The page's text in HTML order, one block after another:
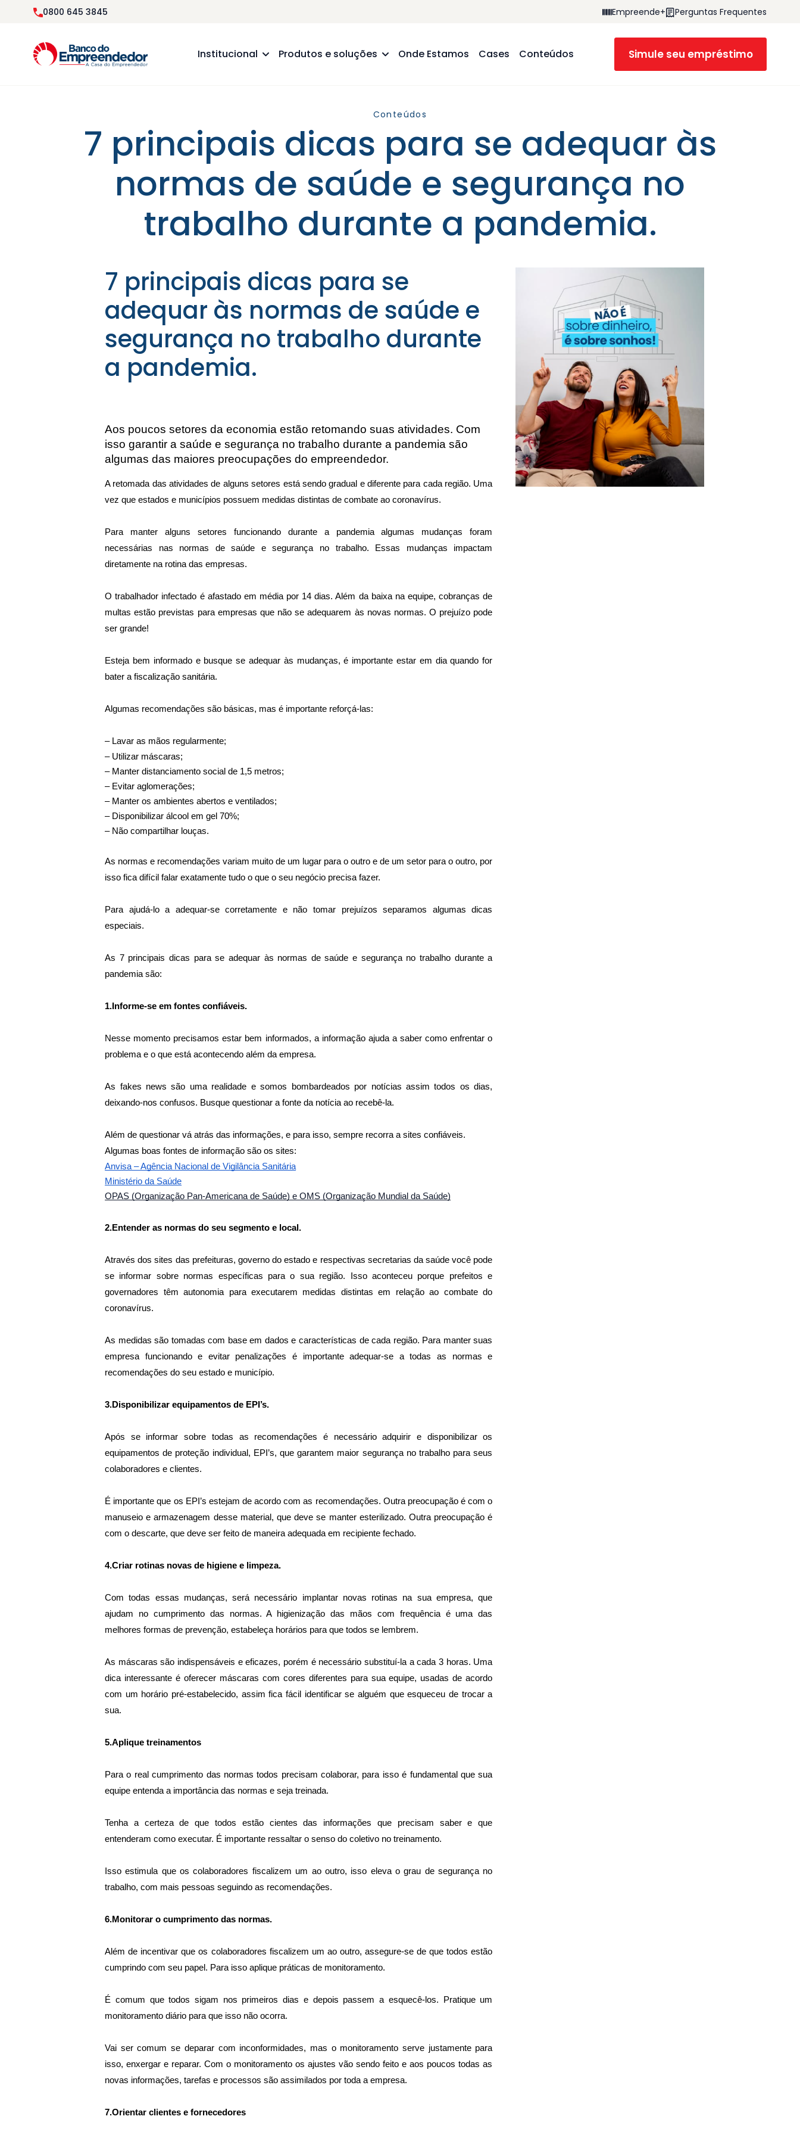
0800 645 3845 Empreende+ Perguntas Frequentes
Institucional Produtos e soluções Onde Estamos Cases Conteúdos Simule seu empréstimo
Conteúdos
7 principais dicas para se adequar às
normas de saúde e segurança no
trabalho durante a pandemia.
7 principais dicas para se
adequar às normas de saúde e
segurança no trabalho durante
a pandemia.
Aos poucos setores da economia estão retomando suas atividades. Com
isso garantir a saúde e segurança no trabalho durante a pandemia são
algumas das maiores preocupações do empreendedor.
A retomada das atividades de alguns setores está sendo gradual e diferente para cada região. Uma
vez que estados e municípios possuem medidas distintas de combate ao coronavírus.
Para manter alguns setores funcionando durante a pandemia algumas mudanças foram
necessárias nas normas de saúde e segurança no trabalho. Essas mudanças impactam
diretamente na rotina das empresas.
O trabalhador infectado é afastado em média por 14 dias. Além da baixa na equipe, cobranças de
multas estão previstas para empresas que não se adequarem às novas normas. O prejuízo pode
ser grande!
Esteja bem informado e busque se adequar às mudanças, é importante estar em dia quando for
bater a fiscalização sanitária.
Algumas recomendações são básicas, mas é importante reforçá-las:
– Lavar as mãos regularmente;
– Utilizar máscaras;
– Manter distanciamento social de 1,5 metros;
– Evitar aglomerações;
– Manter os ambientes abertos e ventilados;
– Disponibilizar álcool em gel 70%;
– Não compartilhar louças.
As normas e recomendações variam muito de um lugar para o outro e de um setor para o outro, por
isso fica difícil falar exatamente tudo o que o seu negócio precisa fazer.
Para ajudá-lo a adequar-se corretamente e não tomar prejuízos separamos algumas dicas
especiais.
As 7 principais dicas para se adequar às normas de saúde e segurança no trabalho durante a
pandemia são:
1.Informe-se em fontes confiáveis.
Nesse momento precisamos estar bem informados, a informação ajuda a saber como enfrentar o
problema e o que está acontecendo além da empresa.
As fakes news são uma realidade e somos bombardeados por notícias assim todos os dias,
deixando-nos confusos. Busque questionar a fonte da notícia ao recebê-la.
Além de questionar vá atrás das informações, e para isso, sempre recorra a sites confiáveis.
Algumas boas fontes de informação são os sites:
Anvisa – Agência Nacional de Vigilância Sanitária
Ministério da Saúde
OPAS (Organização Pan-Americana de Saúde) e OMS (Organização Mundial da Saúde)
2.Entender as normas do seu segmento e local.
Através dos sites das prefeituras, governo do estado e respectivas secretarias da saúde você pode
se informar sobre normas específicas para o sua região. Isso aconteceu porque prefeitos e
governadores têm autonomia para executarem medidas distintas em relação ao combate do
coronavírus.
As medidas são tomadas com base em dados e características de cada região. Para manter suas
empresa funcionando e evitar penalizações é importante adequar-se a todas as normas e
recomendações do seu estado e município.
3.Disponibilizar equipamentos de EPI’s.
Após se informar sobre todas as recomendações é necessário adquirir e disponibilizar os
equipamentos de proteção individual, EPI’s, que garantem maior segurança no trabalho para seus
colaboradores e clientes.
É importante que os EPI’s estejam de acordo com as recomendações. Outra preocupação é com o
manuseio e armazenagem desse material, que deve se manter esterilizado. Outra preocupação é
com o descarte, que deve ser feito de maneira adequada em recipiente fechado.
4.Criar rotinas novas de higiene e limpeza.
Com todas essas mudanças, será necessário implantar novas rotinas na sua empresa, que
ajudam no cumprimento das normas. A higienização das mãos com frequência é uma das
melhores formas de prevenção, estabeleça horários para que todos se lembrem.
As máscaras são indispensáveis e eficazes, porém é necessário substituí-la a cada 3 horas. Uma
dica interessante é oferecer máscaras com cores diferentes para sua equipe, usadas de acordo
com um horário pré-estabelecido, assim fica fácil identificar se alguém que esqueceu de trocar a
sua.
5.Aplique treinamentos
Para o real cumprimento das normas todos precisam colaborar, para isso é fundamental que sua
equipe entenda a importância das normas e seja treinada.
Tenha a certeza de que todos estão cientes das informações que precisam saber e que
entenderam como executar. É importante ressaltar o senso do coletivo no treinamento.
Isso estimula que os colaboradores fiscalizem um ao outro, isso eleva o grau de segurança no
trabalho, com mais pessoas seguindo as recomendações.
6.Monitorar o cumprimento das normas.
Além de incentivar que os colaboradores fiscalizem um ao outro, assegure-se de que todos estão
cumprindo com seu papel. Para isso aplique práticas de monitoramento.
É comum que todos sigam nos primeiros dias e depois passem a esquecê-los. Pratique um
monitoramento diário para que isso não ocorra.
Vai ser comum se deparar com inconformidades, mas o monitoramento serve justamente para
isso, enxergar e reparar. Com o monitoramento os ajustes vão sendo feito e aos poucos todas as
novas informações, tarefas e processos são assimilados por toda a empresa.
7.Orientar clientes e fornecedores